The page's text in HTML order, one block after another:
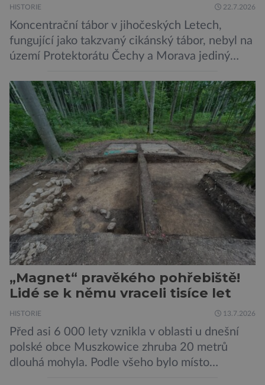
HISTORIE 22.7.2026
Koncentrační tábor v jihočeských Letech,
fungující jako takzvaný cikánský tábor, nebyl na
území Protektorátu Čechy a Morava jediný
v Hodoníně u Kunštátu. Jeho pozůstatky byly
nedávno odkrývány archeology. Někteří z asi
1400 Romů a Sintů, kteří byli v táboře
internováni, v něm vydechli naposledy. Jiné
čekal transport do […]
„Magnet“ pravěkého pohřebiště!
Lidé se k němu vraceli tisíce let
HISTORIE 13.7.2026
Před asi 6 000 lety vznikla v oblasti u dnešní
polské obce Muszkowice zhruba 20 metrů
dlouhá mohyla. Podle všeho bylo místo